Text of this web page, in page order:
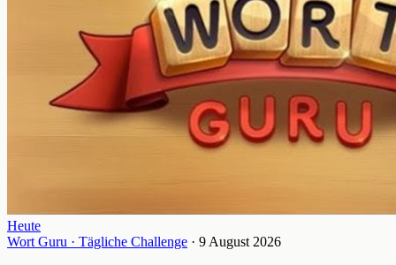
Heute
Wort Guru · Tägliche Challenge · 9 August 2026